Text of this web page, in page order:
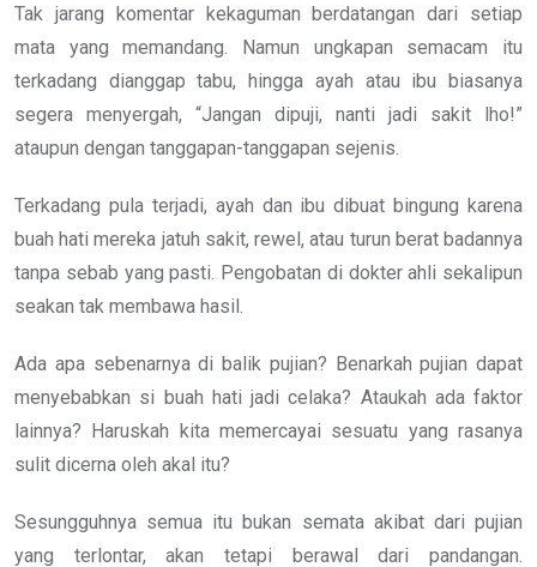
Tak jarang komentar kekaguman berdatangan dari setiap
mata yang memandang. Namun ungkapan semacam itu
terkadang dianggap tabu, hingga ayah atau ibu biasanya
segera menyergah, “Jangan dipuji, nanti jadi sakit lho!”
ataupun dengan tanggapan-tanggapan sejenis.
Terkadang pula terjadi, ayah dan ibu dibuat bingung karena
buah hati mereka jatuh sakit, rewel, atau turun berat badannya
tanpa sebab yang pasti. Pengobatan di dokter ahli sekalipun
seakan tak membawa hasil.
Ada apa sebenarnya di balik pujian? Benarkah pujian dapat
menyebabkan si buah hati jadi celaka? Ataukah ada faktor
lainnya? Haruskah kita memercayai sesuatu yang rasanya
sulit dicerna oleh akal itu?
Sesungguhnya semua itu bukan semata akibat dari pujian
yang terlontar, akan tetapi berawal dari pandangan.